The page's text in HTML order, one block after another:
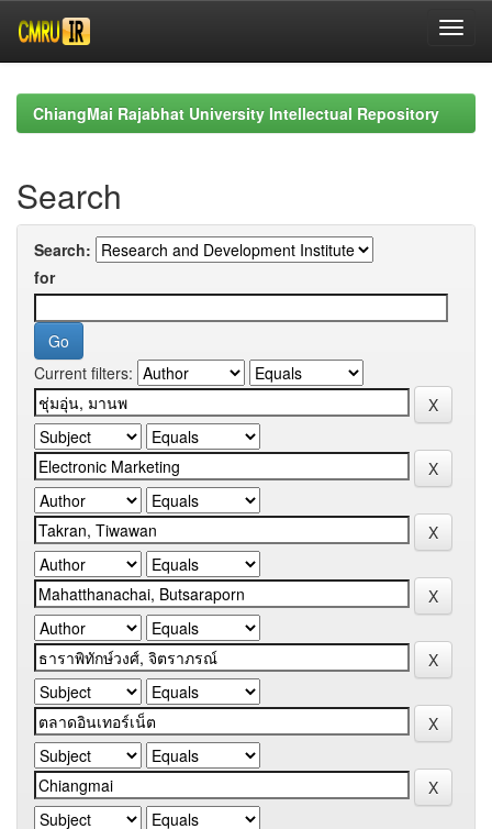
navigationChiangMai Rajabhat University Intellectual Repository
Search
Search:
for
Current filters: